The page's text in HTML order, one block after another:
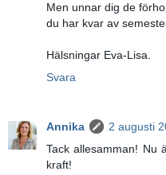
Men unnar dig de
du har kvar av
Hälsningar Eva-Lisa.
Svara
Annika
2 augusti
Tack allesamman! Nu
kraft!